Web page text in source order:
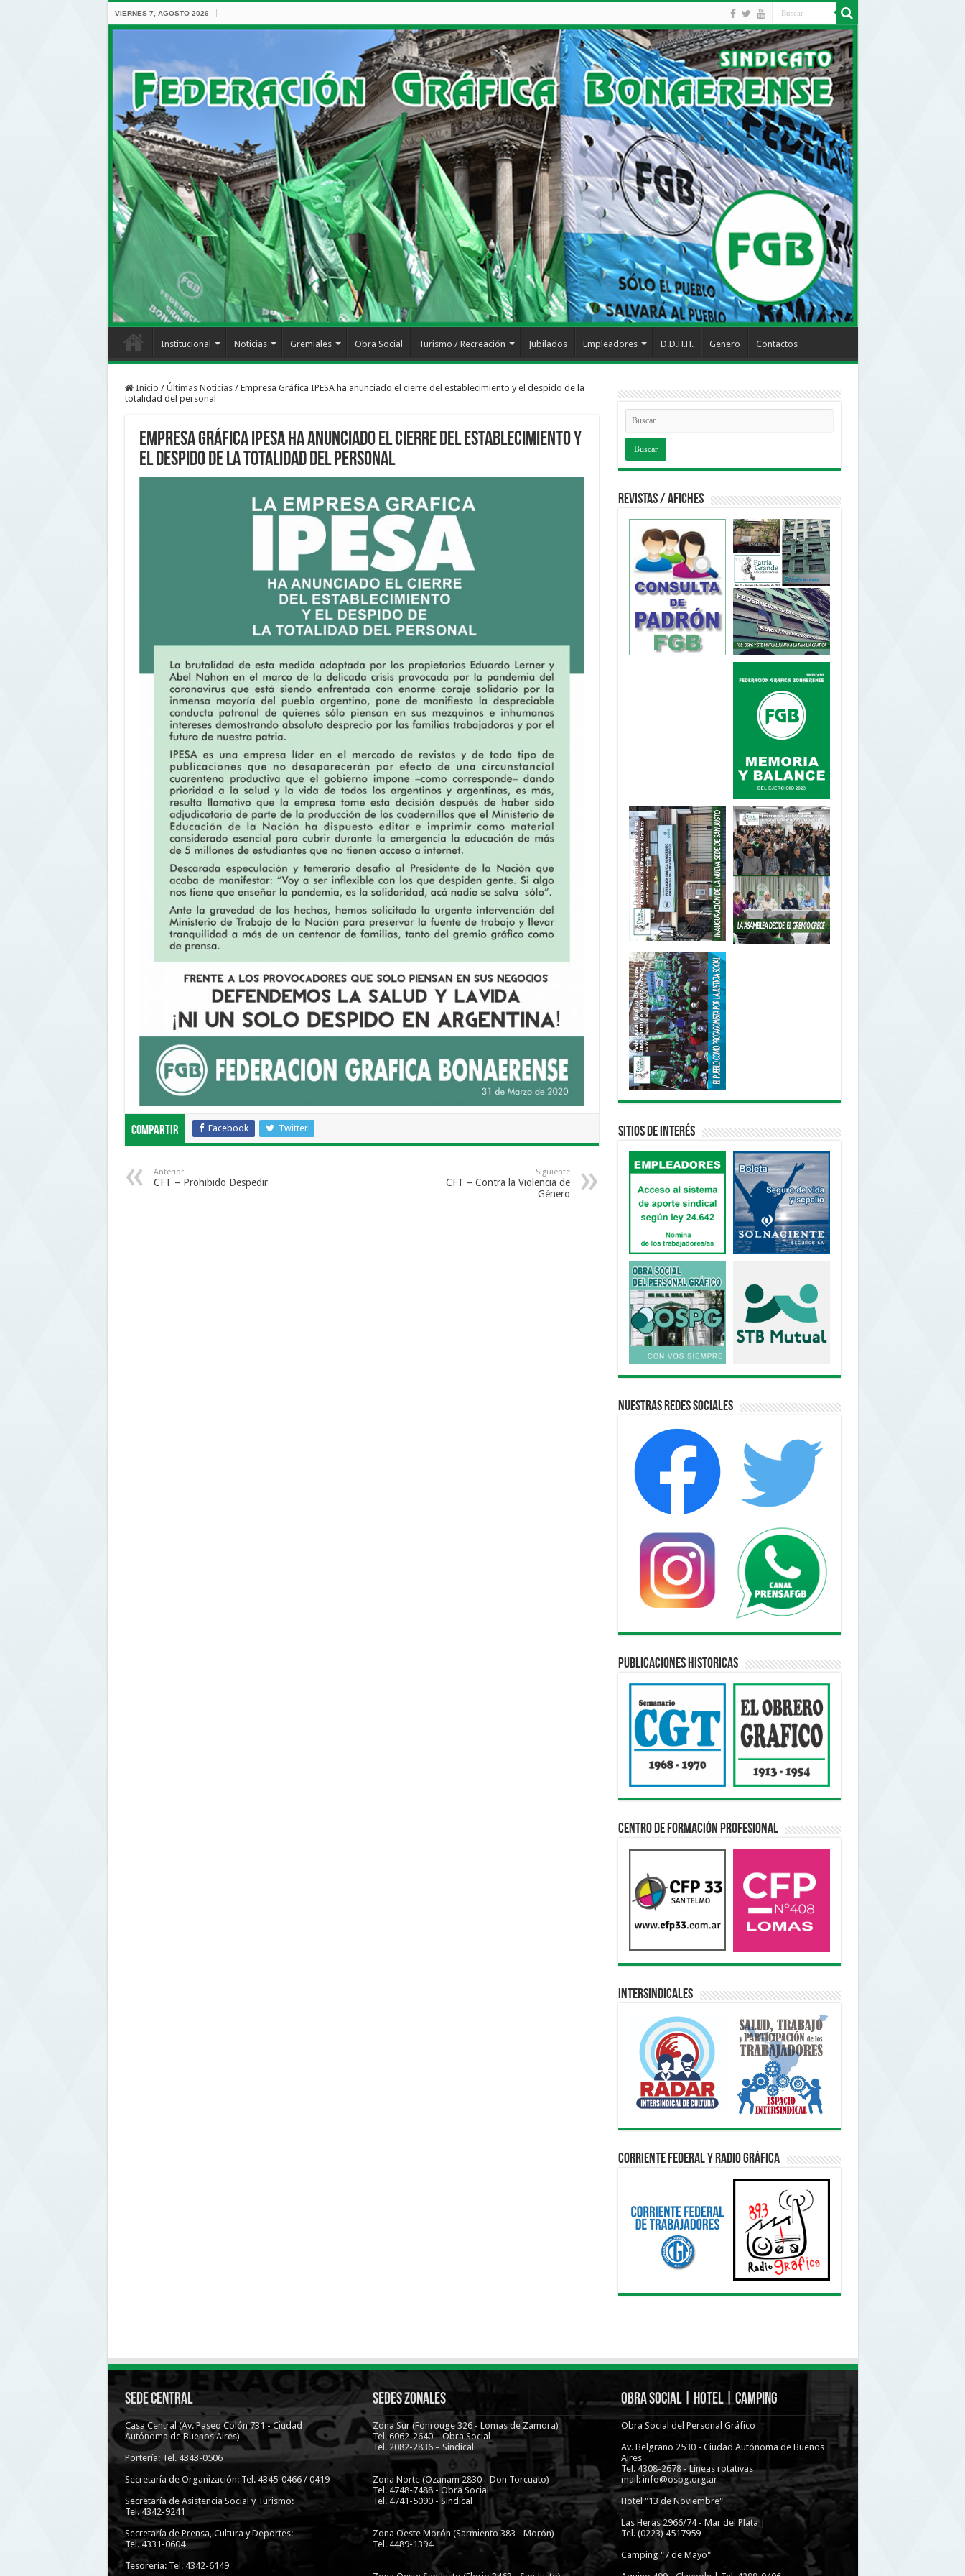
VIERNES 7, AGOSTO 2026
Institucional Noticias Gremiales Obra Social Turismo / Recreación Jubilados Empleadores D.D.H.H. Genero Contactos
Inicio / Últimas Noticias / Empresa Gráfica IPESA ha anunciado el cierre del establecimiento y el despido de la
totalidad del personal
Empresa Gráfica IPESA ha anunciado el cierre del establecimiento y
el despido de la totalidad del personal
Compartir Facebook Twitter
Anterior
CFT – Prohibido Despedir
Siguiente
CFT – Contra la Violencia de
Género
Revistas / Afiches
Sitios de interés
Nuestras Redes Sociales
Publicaciones Historicas
Centro de Formación Profesional
Intersindicales
Corriente Federal y Radio Gráfica
Sede Central
Casa Central (Av. Paseo Colón 731 - Ciudad
Autónoma de Buenos Aires)
Portería: Tel. 4343-0506
Secretaría de Organización: Tel. 4345-0466 / 0419
Secretaría de Asistencia Social y Turismo:
Tel. 4342-9241
Secretaría de Prensa, Cultura y Deportes:
Tel. 4331-0604
Tesorería: Tel. 4342-6149
Sedes Zonales
Zona Sur (Fonrouge 326 - Lomas de Zamora)
Tel. 6062-2640 – Obra Social
Tel. 2082-2836 – Sindical
Zona Norte (Ozanam 2830 - Don Torcuato)
Tel. 4748-7488 - Obra Social
Tel. 4741-5090 - Sindical
Zona Oeste Morón (Sarmiento 383 - Morón)
Tel. 4489-1394
Obra Social | Hotel | Camping
Obra Social del Personal Gráfico
Av. Belgrano 2530 - Ciudad Autónoma de Buenos
Aires
Tel. 4308-2678 - Líneas rotativas
mail: info@ospg.org.ar
Hotel "13 de Noviembre"
Las Heras 2966/74 - Mar del Plata |
Tel. (0223) 4517959
Camping "7 de Mayo"